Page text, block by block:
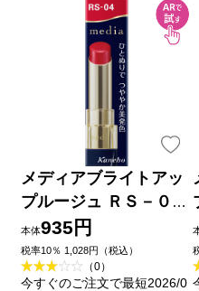
メディアブライトアッ
プルージュ ＲＳ－０４
カネボウ化粧品
本体935円
税率10％ 1,028円（税込）
（0）
今すぐのご注文で最短2026/0